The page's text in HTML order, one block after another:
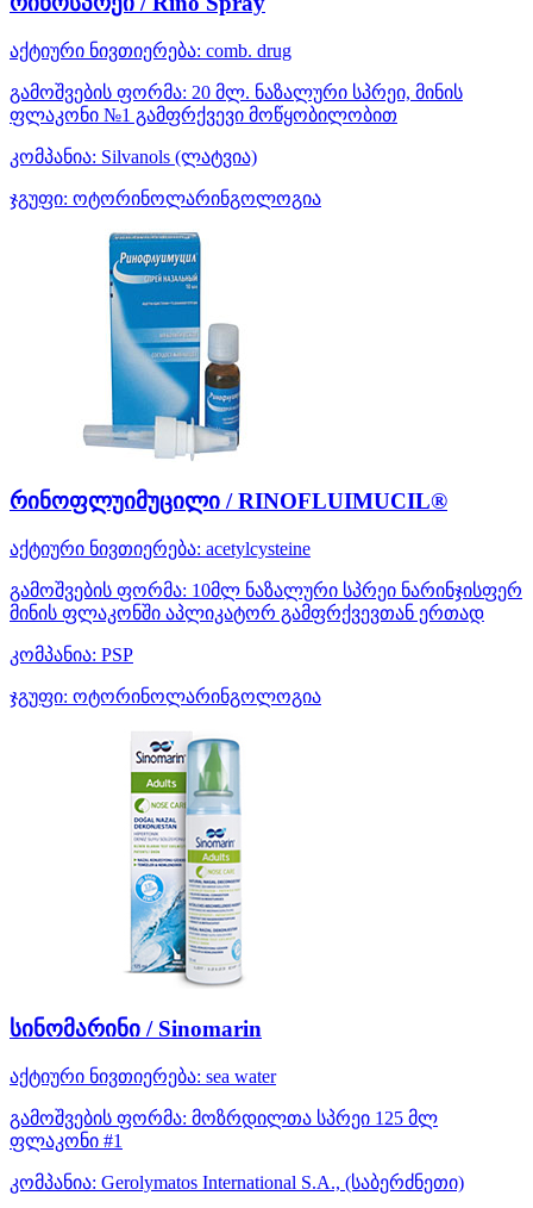
აქტიური ნივთიერება: comb. drug
გამოშვების ფორმა: 20 მლ. ნაზალური სპრეი, მინის
ფლაკონი №1 გამფრქვევი მოწყობილობით
კომპანია: Silvanols (ლატვია)
ჯგუფი: ოტორინოლარინგოლოგია
რინოფლუიმუცილი / RINOFLUIMUCIL®
აქტიური ნივთიერება: acetylcysteine
გამოშვების ფორმა: 10მლ ნაზალური სპრეი ნარინჯისფერ
მინის ფლაკონში აპლიკატორ გამფრქვევთან ერთად
კომპანია: PSP
ჯგუფი: ოტორინოლარინგოლოგია
სინომარინი / Sinomarin
აქტიური ნივთიერება: sea water
გამოშვების ფორმა: მოზრდილთა სპრეი 125 მლ
ფლაკონი #1
კომპანია: Gerolymatos International S.A., (საბერძნეთი)